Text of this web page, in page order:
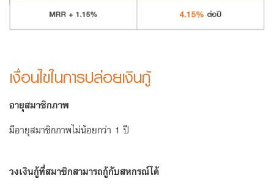
ลง
เงื่อนไขในการปล่อยเงินกู้
อายุสมาชิกภาพ
มีอายุสมาชิกภาพไม่น้อยกว่า 1 ปี
วงเงินกู้ที่สมาชิกสามารถกู้กับสหกรณ์ได้